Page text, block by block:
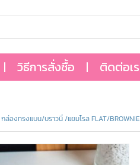
วิธีการสั่งซื้อ ติดต่อเ
กล่องทรงแบน/บราวนี่ /แยมโรล FLAT/